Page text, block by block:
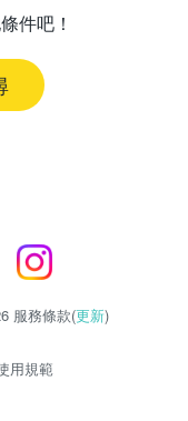
件吧！
服務條款(更新)
用規範